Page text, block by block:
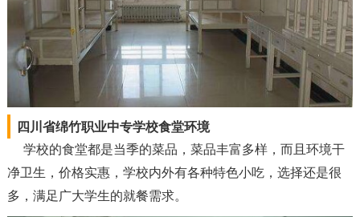
四川省绵竹职业中专学校食堂环境
学校的食堂都是当季的菜品，菜品丰富多样，而且环境干
净卫生，价格实惠，学校内外有各种特色小吃，选择还是很
多，满足广大学生的就餐需求。